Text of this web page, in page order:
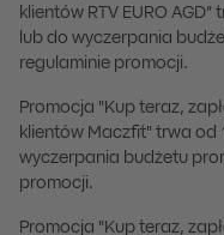
klientów RTV EURO
lub do wyczerpania
regulaminie promocji.
Promocja "Kup teraz,
klientów Maczfit" trwa od
wyczerpania budżetu
promocji.
Promocja "Kup teraz,